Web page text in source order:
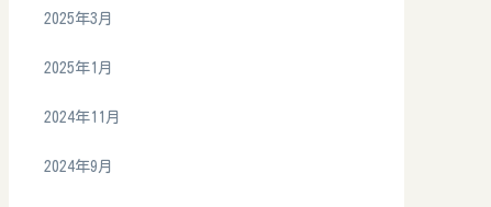
2025年3月
2025年1月
2024年11月
2024年9月